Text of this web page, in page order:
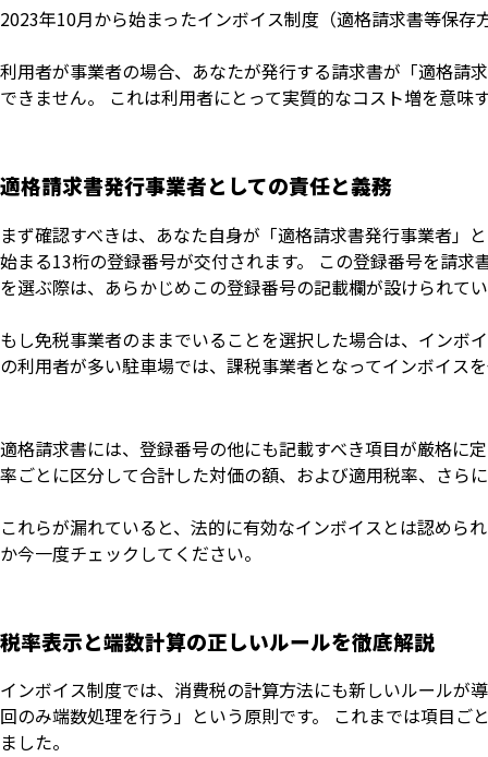
2023年10月から始まったインボイス制度（適格請求書等保
利用者が事業者の場合、あなたが発行する請求書が「適格請
できません。 これは利用者にとって実質的なコスト増を意
適格請求書発行事業者としての責任と義務
まず確認すべきは、あなた自身が「適格請求書発行事業者」
始まる13桁の登録番号が交付されます。 この登録番号を請
を選ぶ際は、あらかじめこの登録番号の記載欄が設けられて
もし免税事業者のままでいることを選択した場合は、インボ
の利用者が多い駐車場では、課税事業者となってインボイス
適格請求書には、登録番号の他にも記載すべき項目が厳格に
率ごとに区分して合計した対価の額、および適用税率、さら
これらが漏れていると、法的に有効なインボイスとは認めら
か今一度チェックしてください。
税率表示と端数計算の正しいルールを徹底解説
インボイス制度では、消費税の計算方法にも新しいルールが
回のみ端数処理を行う」という原則です。 これまでは項目
ました。